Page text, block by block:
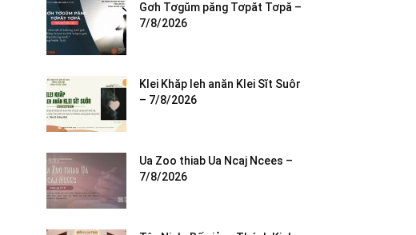
Gơh Tơgŭm păng Tơpăt Tơpă –
7/8/2026
Klei Khăp leh anăn Klei Sĭt Suôr
– 7/8/2026
Ua Zoo thiab Ua Ncaj Ncees –
7/8/2026